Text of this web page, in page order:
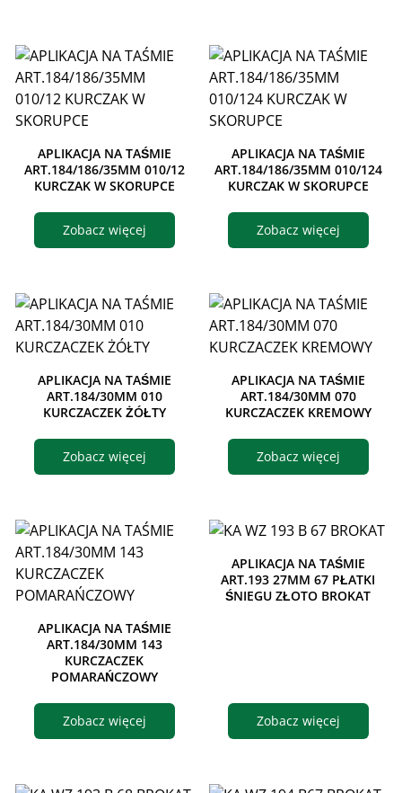
APLIKACJA NA TAŚMIE
ART.184/186/35MM 010/12
KURCZAK W SKORUPCE
Zobacz więcej
APLIKACJA NA TAŚMIE
ART.184/186/35MM 010/124
KURCZAK W SKORUPCE
Zobacz więcej
APLIKACJA NA TAŚMIE
ART.184/30MM 010
KURCZACZEK ŻÓŁTY
Zobacz więcej
APLIKACJA NA TAŚMIE
ART.184/30MM 070
KURCZACZEK KREMOWY
Zobacz więcej
APLIKACJA NA TAŚMIE
ART.184/30MM 143
KURCZACZEK
POMARAŃCZOWY
Zobacz więcej
APLIKACJA NA TAŚMIE
ART.193 27MM 67 PŁATKI
ŚNIEGU ZŁOTO BROKAT
Zobacz więcej